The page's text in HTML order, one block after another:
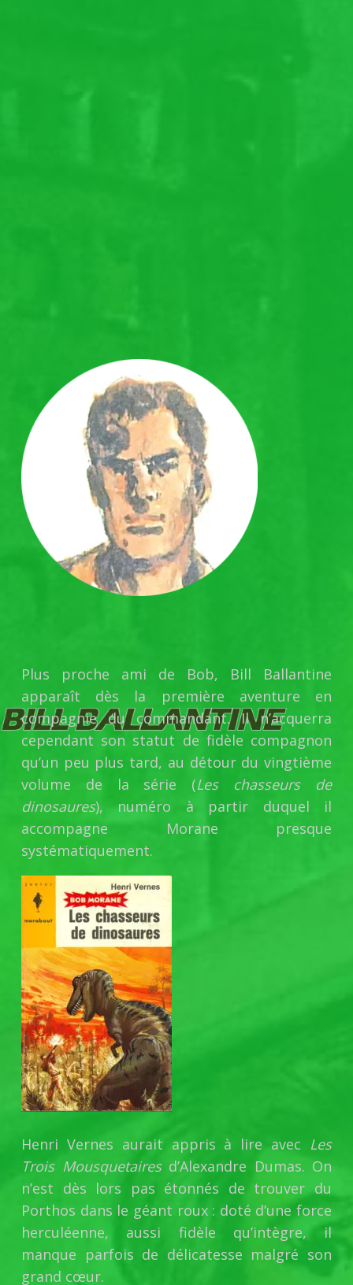
Plus proche ami de Bob, Bill Ballantine
apparaît dès la première aventure en
compagnie du commandant. Il n’acquerra
cependant son statut de fidèle compagnon
qu’un peu plus tard, au détour du vingtième
volume de la série (Les chasseurs de
dinosaures), numéro à partir duquel il
accompagne Morane presque
systématiquement.
Henri Vernes aurait appris à lire avec Les
Trois Mousquetaires d’Alexandre Dumas. On
n’est dès lors pas étonnés de trouver du
Porthos dans le géant roux : doté d’une force
herculéenne, aussi fidèle qu’intègre, il
manque parfois de délicatesse malgré son
grand cœur.